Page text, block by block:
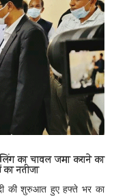
का चावल जमा कराने का
का नतीजा
की शुरुआत हुए हफ्ते भर का